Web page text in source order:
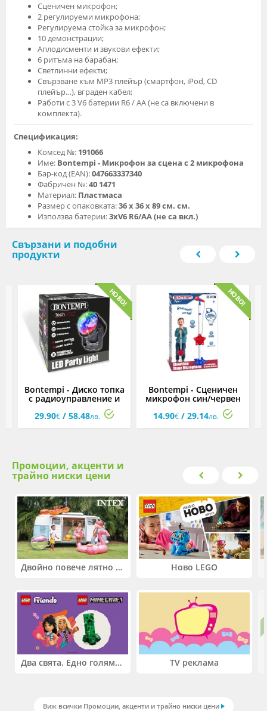
Сценичен микрофон;
2 регулируеми микрофона;
Регулируема стойка за микрофон;
10 демонстрации;
Аплодисменти и звукови ефекти;
6 ритъма на барабан;
Светлинни ефекти;
Свързване към MP3 плейър (смартфон, iPod, CD
плейър…), вграден кабел;
Работи с 3 V6 батерии R6 / AA (не са включени в
комплекта).
Спецификация:
Комсед №: 191066
Име: Bontempi - Микрофон за сцена с 2 микрофона
Бар-код (EAN):047663337340
Фабричен №:40 1471
Материал: Пластмаса
Размер с опаковката:36 x 36 x 89 см. см.
Използва батерии:3хV6 R6/АА (не са вкл.)
Свързани и подобни
продукти
Bontempi - Диско топка
с радиоуправление и
вграден батерия
29.90€/ 58.48лв.
Bontempi - Сценичен
микрофон син/червен
14.90€/ 29.14лв.
Промоции, акценти и
трайно ниски цени
Двойно повече лятно забавление! Купи 2 продукта INTEX и вземи -33%
Два свята. Едно голямо приключение. Купи 2 продукта LEGO® Friends и/или LEGO® Minecraft и вземи -27%
Ново LEGO
TV реклама
Виж всички Промоции, акценти и трайно ниски цени